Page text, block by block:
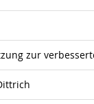
zur